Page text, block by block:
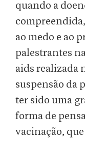
quando a
ao medo e ao
palestrantes
aids realizada
suspensão da
ter sido uma
forma de
vacinação,